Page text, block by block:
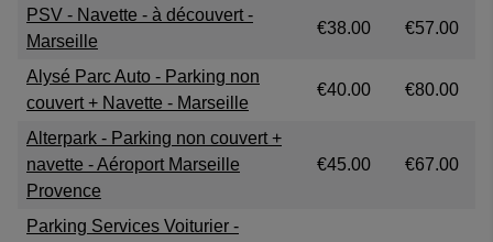
Trusted Customer·06 Aug 2026
Rating: 5 / 5
easy to go to
Trusted Customer
06 Aug 2026
Efficace
Aucun souci avec la réservation
Trusted Customer
View all reviews on Feefo
PSV - Navette - à découvert -
Marseille
€38.00 €57.00
Alysé Parc Auto - Parking non
couvert + Navette - Marseille
€40.00 €80.00
Alterpark - Parking non couvert +
navette - Aéroport Marseille
Provence
€45.00 €67.00
Parking Services Voiturier -